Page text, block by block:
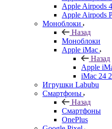
Apple Airpods 4
Apple Airpods
Моноблоки
Назад
Моноблоки
Apple iMac
Назад
Apple
iMac 24
Игрушки Labubu
Смартфоны
Назад
Смартфоны
OnePlus